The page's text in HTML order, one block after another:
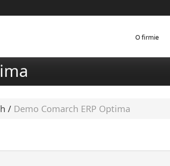
O firmie
/ Demo Comarch ERP Optima